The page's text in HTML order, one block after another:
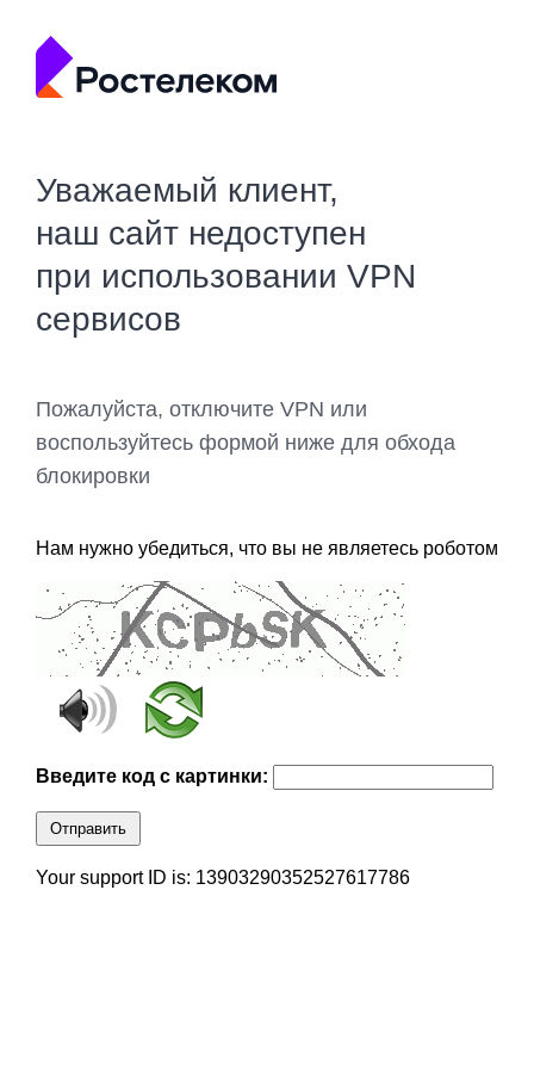
Уважаемый клиент,
наш сайт недоступен
при использовании VPN
сервисов
Пожалуйста, отключите VPN или
воспользуйтесь формой ниже для обхода
блокировки
Нам нужно убедиться, что вы не являетесь роботом
Введите код с картинки:
Отправить
Your support ID is: 13903290352527617786